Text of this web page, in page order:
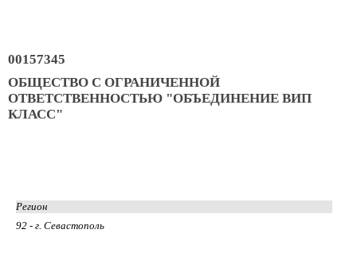
00157345
ОБЩЕСТВО С ОГРАНИЧЕННОЙ
ОТВЕТСТВЕННОСТЬЮ "ОБЪЕДИНЕНИЕ ВИП
КЛАСС"
Регион
92 - г. Севастополь